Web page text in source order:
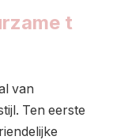
t
van
Ten eerste